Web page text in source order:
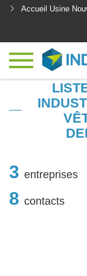
Accueil Usine
3 entreprises
8 contacts